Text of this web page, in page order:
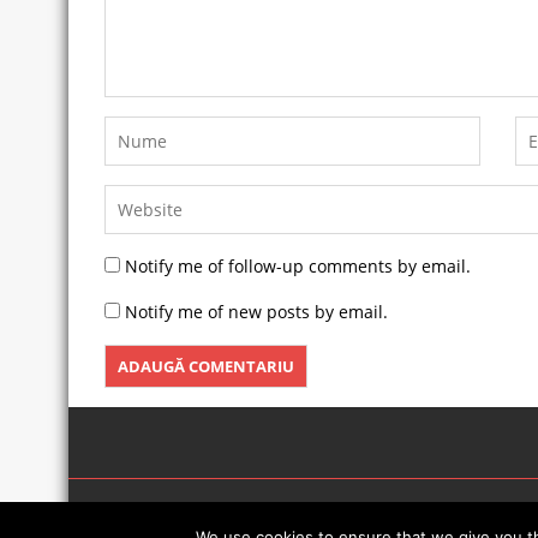
Notify me of follow-up comments by email.
Notify me of new posts by email.